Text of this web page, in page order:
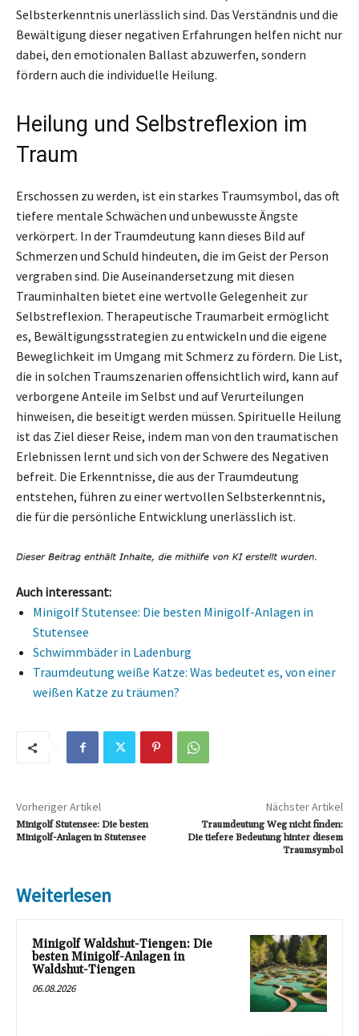
Selbsterkenntnis unerlässlich sind. Das Verständnis und die
Bewältigung dieser negativen Erfahrungen helfen nicht nur
dabei, den emotionalen Ballast abzuwerfen, sondern
fördern auch die individuelle Heilung.
Heilung und Selbstreflexion im
Traum
Erschossen zu werden, ist ein starkes Traumsymbol, das oft
tiefere mentale Schwächen und unbewusste Ängste
verkörpert. In der Traumdeutung kann dieses Bild auf
Schmerzen und Schuld hindeuten, die im Geist der Person
vergraben sind. Die Auseinandersetzung mit diesen
Trauminhalten bietet eine wertvolle Gelegenheit zur
Selbstreflexion. Therapeutische Traumarbeit ermöglicht
es, Bewältigungsstrategien zu entwickeln und die eigene
Beweglichkeit im Umgang mit Schmerz zu fördern. Die List,
die in solchen Traumszenarien offensichtlich wird, kann auf
verborgene Anteile im Selbst und auf Verurteilungen
hinweisen, die beseitigt werden müssen. Spirituelle Heilung
ist das Ziel dieser Reise, indem man von den traumatischen
Erlebnissen lernt und sich von der Schwere des Negativen
befreit. Die Erkenntnisse, die aus der Traumdeutung
entstehen, führen zu einer wertvollen Selbsterkenntnis,
die für die persönliche Entwicklung unerlässlich ist.
Auch interessant:
Minigolf Stutensee: Die besten Minigolf-Anlagen in
Stutensee
Schwimmbäder in Ladenburg
Traumdeutung weiße Katze: Was bedeutet es, von einer
weißen Katze zu träumen?
Vorheriger Artikel
Minigolf Stutensee: Die besten
Minigolf-Anlagen in Stutensee
Nächster Artikel
Traumdeutung Weg nicht finden:
Die tiefere Bedeutung hinter diesem
Traumsymbol
Weiterlesen
Minigolf Waldshut-Tiengen: Die
besten Minigolf-Anlagen in
Waldshut-Tiengen
06.08.2026